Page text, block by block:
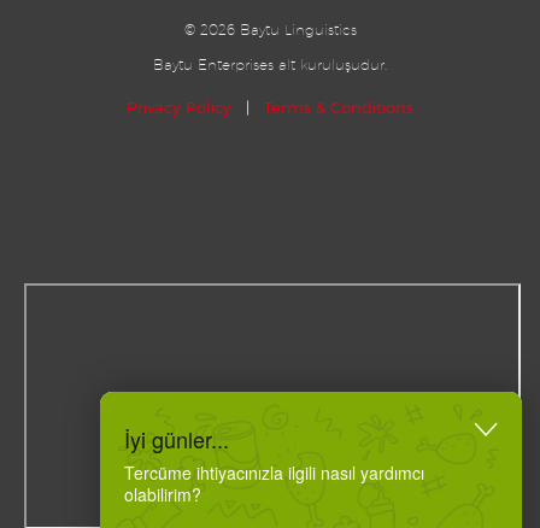
© 2026 Baytu Linguistics
Baytu Enterprises alt kuruluşudur.
Privacy Policy | Terms & Conditions
İyi günler...
Tercüme ihtiyacınızla ilgili nasıl yardımcı
olabilirim?